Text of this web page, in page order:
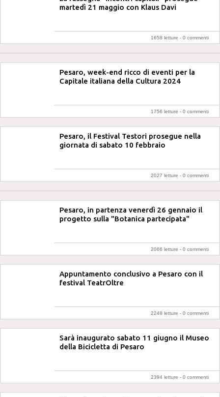
martedì 21 maggio con Klaus Davi
1658 letture - 0 commenti
Pesaro, week-end ricco di eventi per la
Capitale italiana della Cultura 2024
1756 letture - 0 commenti
Pesaro, il Festival Testori prosegue nella
giornata di sabato 10 febbraio
2027 letture - 0 commenti
Pesaro, in partenza venerdì 26 gennaio il
progetto sulla "Botanica partecipata"
2066 letture - 0 commenti
Appuntamento conclusivo a Pesaro con il
festival TeatrOltre
2248 letture - 0 commenti
Sarà inaugurato sabato 11 giugno il Museo
della Bicicletta di Pesaro
2394 letture - 0 commenti